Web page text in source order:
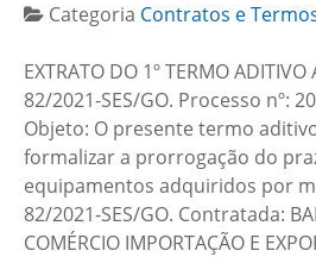
Categoria Contratos e
EXTRATO DO 1º TERMO ADITIVO
82/2021-SES/GO. Processo nº:
Objeto: O presente termo
formalizar a prorrogação do
equipamentos adquiridos por
82/2021-SES/GO. Contratada:
COMÉRCIO IMPORTAÇÃO E